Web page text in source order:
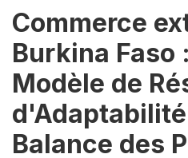
Commerce
Burkina Faso
Modèle de
Balance des